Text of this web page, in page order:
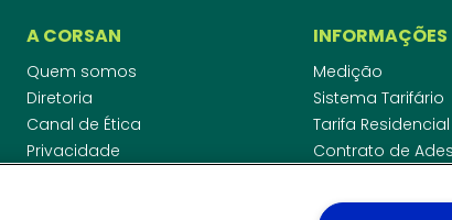
A CORSAN
Quem somos
Diretoria
Canal de Ética
Privacidade
INFORMAÇÕES
Medição
Sistema Tarifário
Tarifa
Contrato de
Agências